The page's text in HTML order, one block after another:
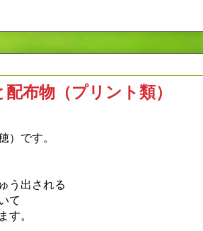
布物（プリント類）
）です。
う出される
て
す。